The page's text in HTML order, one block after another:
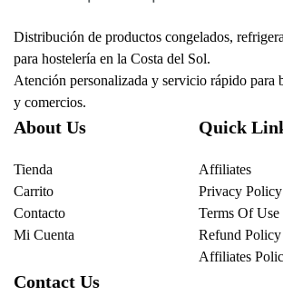
Distribución de productos congelados,
para hostelería en la Costa del Sol.
Atención personalizada y servicio rápido para
y comercios.
About Us
Tienda
Carrito
Contacto
Mi Cuenta
Quick
Affiliates
Privacy Policy
Terms Of Use
Refund Policy
Affiliates
Contact Us